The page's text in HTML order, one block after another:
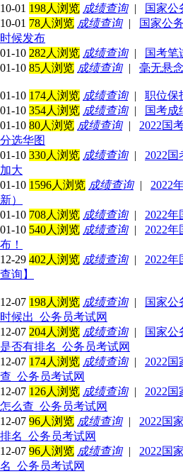
10-01 198人浏览 成绩查询|
国家公
10-01 78人浏览 成绩查询|
国家公
时候发布
01-10 282人浏览 成绩查询|
国考笔
01-10 85人浏览 成绩查询| 毫无悬
01-10 174人浏览 成绩查询|
职位保
01-10 354人浏览 成绩查询|
国考成
01-10 80人浏览 成绩查询|
2022国
分选华图
01-10 330人浏览 成绩查询|
2022
加大
01-10 1596人浏览 成绩查询|
2022
新）
01-10 708人浏览 成绩查询|
2022年
01-10 540人浏览 成绩查询|
2022
布！
12-29 402人浏览 成绩查询|
2022
查询】
12-07 198人浏览 成绩查询|
国家公
时候出_公务员考试网
12-07 204人浏览 成绩查询|
国家公
是否有排名_公务员考试网
12-07 174人浏览 成绩查询|
2022
查_公务员考试网
12-07 126人浏览 成绩查询|
2022
怎么查_公务员考试网
12-07 96人浏览 成绩查询|
2022国
排名_公务员考试网
12-07 96人浏览 成绩查询|
2022国
名_公务员考试网